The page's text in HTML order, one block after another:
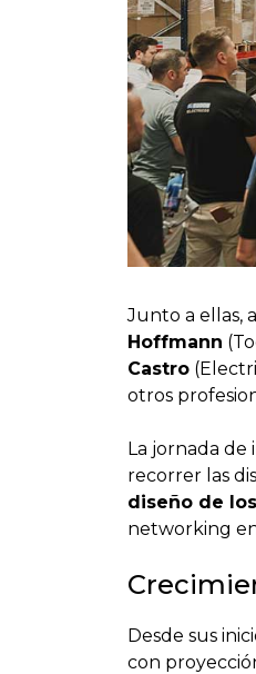
Junto a ellas,
Hoffmann
Castro
otros
La jornada de
recorrer las
diseño de
networking
Desde sus
con